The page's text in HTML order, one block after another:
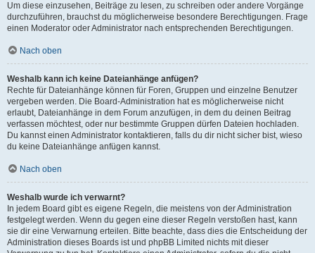
Um diese einzusehen, Beiträge zu lesen, zu schreiben oder andere Vorgänge
durchzuführen, brauchst du möglicherweise besondere Berechtigungen. Frage
einen Moderator oder Administrator nach entsprechenden Berechtigungen.
Nach oben
Weshalb kann ich keine Dateianhänge anfügen?
Rechte für Dateianhänge können für Foren, Gruppen und einzelne Benutzer
vergeben werden. Die Board-Administration hat es möglicherweise nicht
erlaubt, Dateianhänge in dem Forum anzufügen, in dem du deinen Beitrag
verfassen möchtest, oder nur bestimmte Gruppen dürfen Dateien hochladen.
Du kannst einen Administrator kontaktieren, falls du dir nicht sicher bist, wieso
du keine Dateianhänge anfügen kannst.
Nach oben
Weshalb wurde ich verwarnt?
In jedem Board gibt es eigene Regeln, die meistens von der Administration
festgelegt werden. Wenn du gegen eine dieser Regeln verstoßen hast, kann
sie dir eine Verwarnung erteilen. Bitte beachte, dass dies die Entscheidung der
Administration dieses Boards ist und phpBB Limited nichts mit dieser